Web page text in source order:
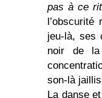
pas à ce
jeu-là, ses
noir de
son-là
La danse